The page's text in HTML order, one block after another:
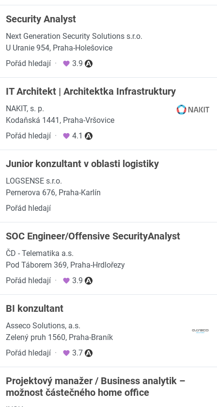
Security Analyst
Next Generation Security Solutions s.r.o.
U Uranie 954, Praha-Holešovice
Pořád hledají · 3.9
IT Architekt | Architektka Infrastruktury
NAKIT, s. p.
Kodaňská 1441, Praha-Vršovice
Pořád hledají · 4.1
Junior konzultant v oblasti logistiky
LOGSENSE s.r.o.
Pernerova 676, Praha-Karlín
Pořád hledají
SOC Engineer/Offensive SecurityAnalyst
ČD - Telematika a.s.
Pod Táborem 369, Praha-Hrdlořezy
Pořád hledají · 3.9
BI konzultant
Asseco Solutions, a.s.
Zelený pruh 1560, Praha-Braník
Pořád hledají · 3.7
Projektový manažer / Business analytik –
možnost částečného home office